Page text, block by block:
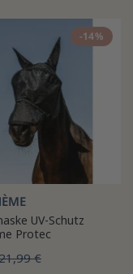
-14%
UV-Schutz
Protec
€